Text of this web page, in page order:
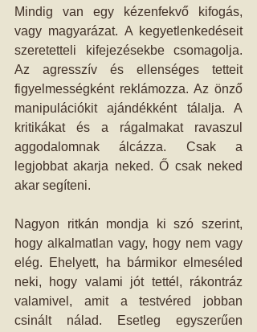
Mindig van egy kézenfekvő kifogás,
vagy magyarázat. A kegyetlenkedéseit
szeretetteli kifejezésekbe csomagolja.
Az agresszív és ellenséges tetteit
figyelmességként reklámozza. Az önző
manipulációkit ajándékként tálalja. A
kritikákat és a rágalmakat ravaszul
aggodalomnak álcázza. Csak a
legjobbat akarja neked. Ő csak neked
akar segíteni.
Nagyon ritkán mondja ki szó szerint,
hogy alkalmatlan vagy, hogy nem vagy
elég. Ehelyett, ha bármikor elmeséled
neki, hogy valami jót tettél, rákontráz
valamivel, amit a testvéred jobban
csinált nálad. Esetleg egyszerűen